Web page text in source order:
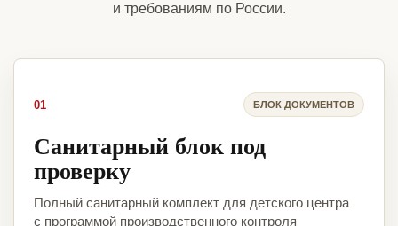
и требованиям по России.
01 БЛОК ДОКУМЕНТОВ
Санитарный блок под
проверку
Полный санитарный комплект для детского центра
с программой производственного контроля